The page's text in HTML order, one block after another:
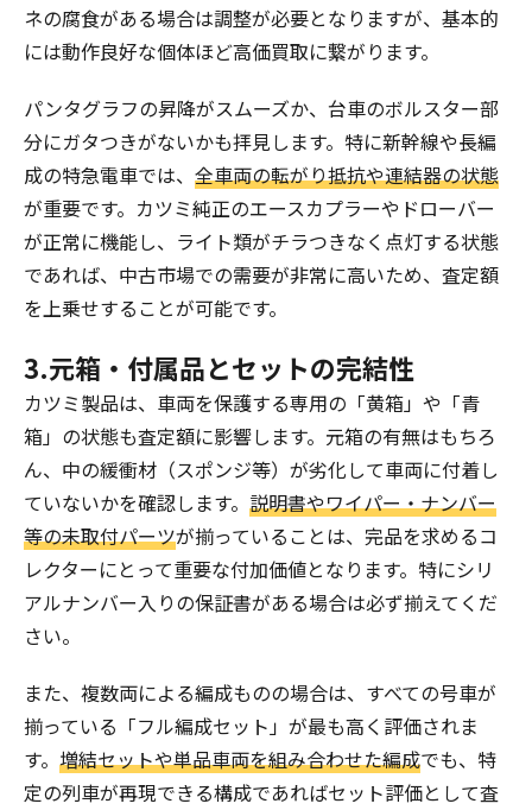
ネの腐食がある場合は調整が必要となりますが、基本的
には動作良好な個体ほど高価買取に繋がります。
パンタグラフの昇降がスムーズか、台車のボルスター部
分にガタつきがないかも拝見します。特に新幹線や長編
成の特急電車では、 全車両の転がり抵抗や連結器の状態
が重要です。カツミ純正のエースカプラーやドローバー
が正常に機能し、ライト類がチラつきなく点灯する状態
であれば、中古市場での需要が非常に高いため、査定額
を上乗せすることが可能です。
3.元箱・付属品とセットの完結性
カツミ製品は、車両を保護する専用の「黄箱」や「青
箱」の状態も査定額に影響します。元箱の有無はもちろ
ん、中の緩衝材（スポンジ等）が劣化して車両に付着し
ていないかを確認します。 説明書やワイパー・ナンバー
等の未取付パーツが揃っていることは、完品を求めるコ
レクターにとって重要な付加価値となります。特にシリ
アルナンバー入りの保証書がある場合は必ず揃えてくだ
さい。
また、複数両による編成ものの場合は、すべての号車が
揃っている「フル編成セット」が最も高く評価されま
す。 増結セットや単品車両を組み合わせた編成でも、特
定の列車が再現できる構成であればセット評価として査